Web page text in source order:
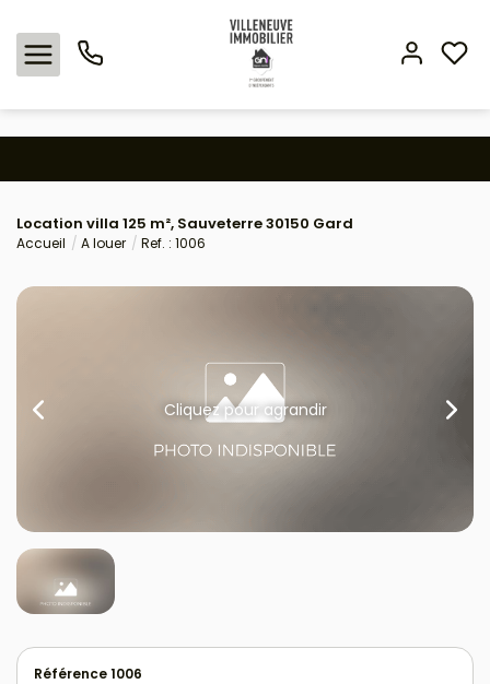
Nos offres
Expertise immobilière
L'agence
Avis clients
Location villa 125 m², Sauveterre 30150 Gard
Accueil A louer Ref. : 1006
Cliquez pour agrandir
Référence 1006